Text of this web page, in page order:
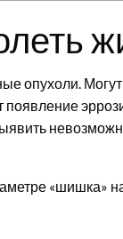
опухоли. Могут
«шишка»